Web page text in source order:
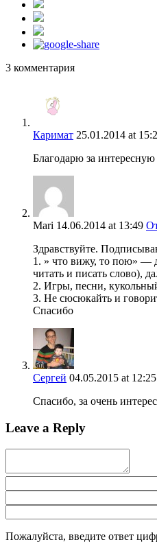
3 комментария
Каримат 25.01.2014 at
Благодарю за
Mari 14.06.2014 at 13:49
Здравствуйте.
1. » что вижу, то пою» —
читать и писать слово),
2. Игры, песни,
3. Не сюсюкайть и
Спасибо
Сергей 04.05.2015 at 12:25
Спасибо, за очень
Leave a Reply
Пожалуйста, введите ответ